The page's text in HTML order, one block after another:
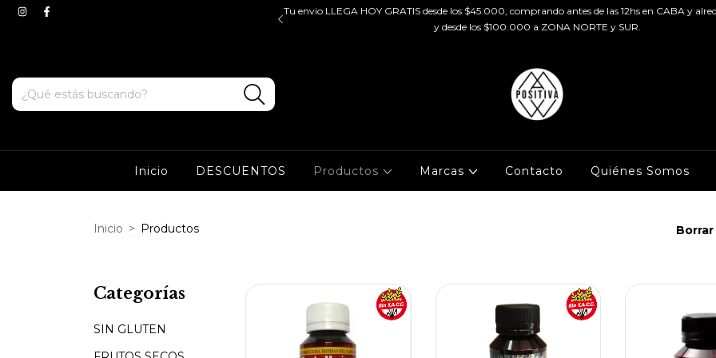
valido para ZONA OESTE y CABA. Tenes ENVIOS
Tu envio LLEGA HOY GRATIS desde los $45.000, comprando antes de las 12hs en CABA y
y desde los $100.000 a ZONA NORTE y SUR.
Inicio DESCUENTOS Productos Marcas Contacto Quiénes Somos
Inicio > Productos
Categorías
SIN GLUTEN